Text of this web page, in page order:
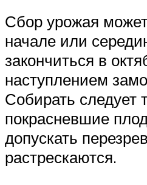
Сбор урожая
начале или
закончиться в
наступлением
Собирать следует
покрасневшие
допускать
растрескаются.